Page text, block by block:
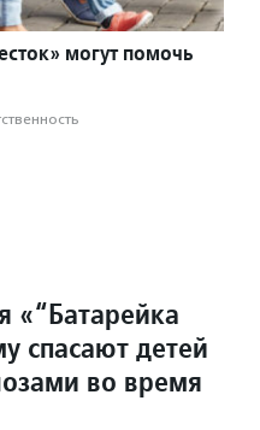
могут помочь
«“Батарейка
спасают детей
во время